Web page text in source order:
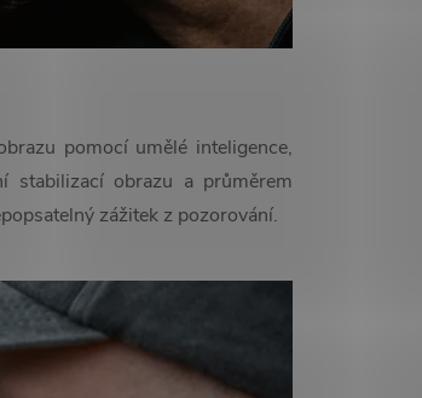
pomocí umělé inteligence,
stabilizací obrazu a průměrem
zážitek z pozorování.